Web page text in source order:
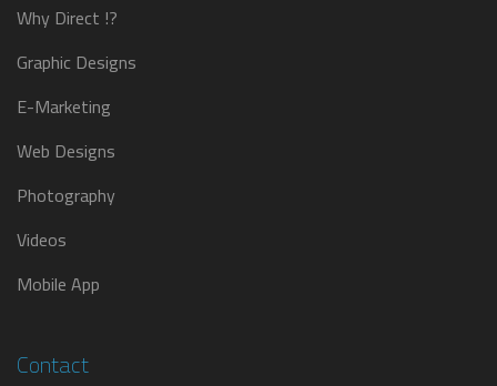
Why Direct !?
Graphic Designs
E-Marketing
Web Designs
Photography
Videos
Mobile App
Contact